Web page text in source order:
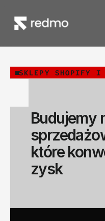
SKLEPY SHOPIFY I
Budujemy
które
zysk